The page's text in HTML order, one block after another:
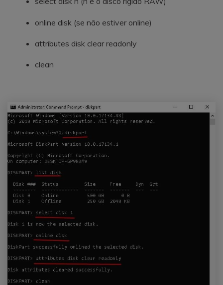
online disk (se não estiver online)
attributes disk clear readonly
clean